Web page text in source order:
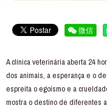
微信
A clínica veterinária aberta 24
dos animais, a esperança e o
espreita o egoísmo e a
mostra o destino de diferentes